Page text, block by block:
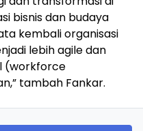
bisnis dan budaya
kembali organisasi
lebih agile dan
(workforce
tambah Fankar.